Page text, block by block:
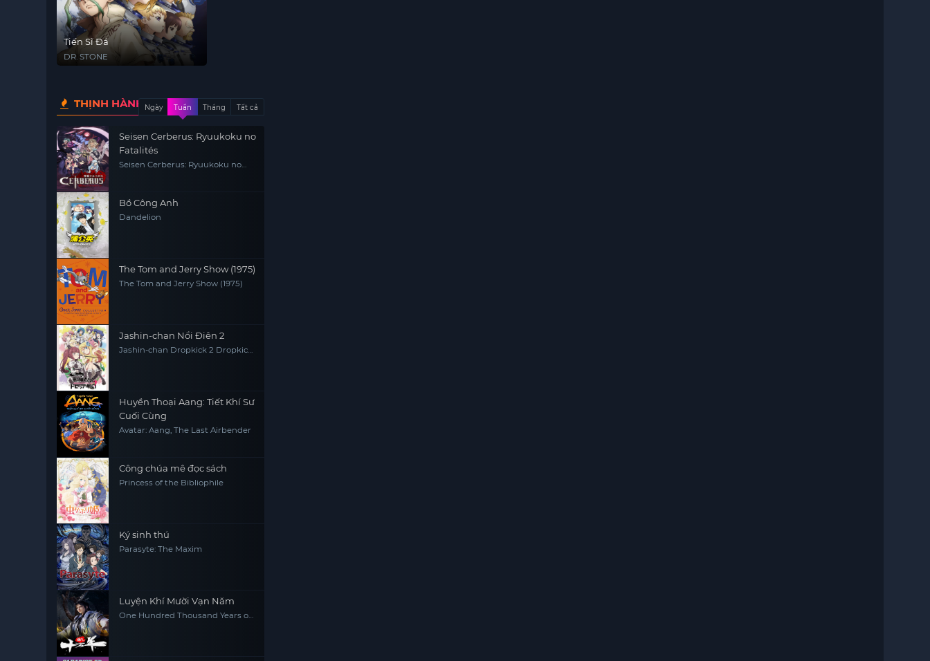
Tiến Sĩ Đá
DR. STONE
THỊNH HÀNHNgày Tuần Tháng Tất cả
Seisen Cerberus: Ryuukoku no
Fatalités
Seisen Cerberus: Ryuukoku no
Bồ Công Anh
Dandelion
The Tom and Jerry Show (1975)
The Tom and Jerry Show (1975)
Jashin-chan Nổi Điên 2
Jashin-chan Dropkick 2 Dropkick
Huyền Thoại Aang: Tiết Khí Sư
Cuối Cùng
Avatar: Aang, The Last Airbender
Công chúa mê đọc sách
Princess of the Bibliophile
Ký sinh thú
Parasyte: The Maxim
Luyện Khí Mười Vạn Năm
One Hundred Thousand Years of